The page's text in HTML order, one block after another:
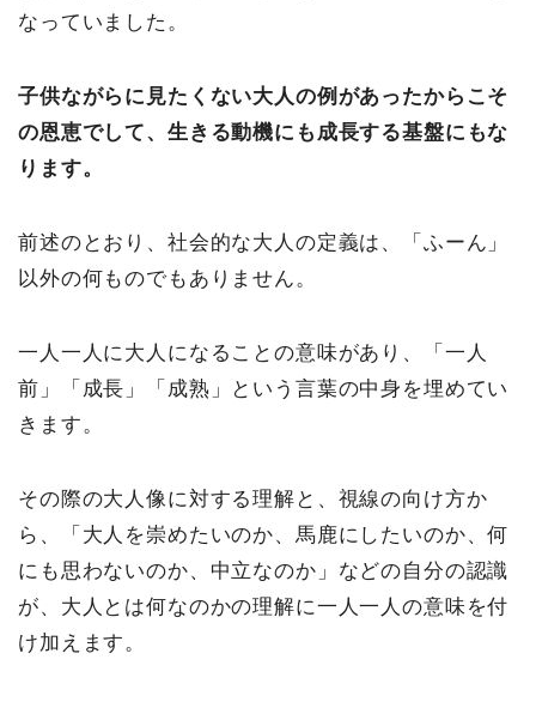
なっていました。
子供ながらに見たくない大人の例があったからこそ
の恩恵でして、生きる動機にも成長する基盤にもな
ります。
前述のとおり、社会的な大人の定義は、「ふーん」
以外の何ものでもありません。
一人一人に大人になることの意味があり、「一人
前」「成長」「成熟」という言葉の中身を埋めてい
きます。
その際の大人像に対する理解と、視線の向け方か
ら、「大人を崇めたいのか、馬鹿にしたいのか、何
にも思わないのか、中立なのか」などの自分の認識
が、大人とは何なのかの理解に一人一人の意味を付
け加えます。